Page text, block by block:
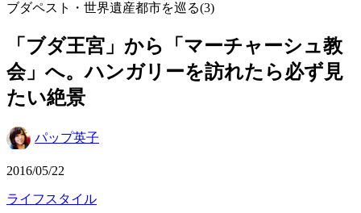
ブダペスト・世界遺産都市を巡る(3)
「ブダ王宮」から「マーチャーシュ教
会」へ。ハンガリーを訪れたら必ず見
たい絶景
パップ英子
2016/05/22
ライフスタイル